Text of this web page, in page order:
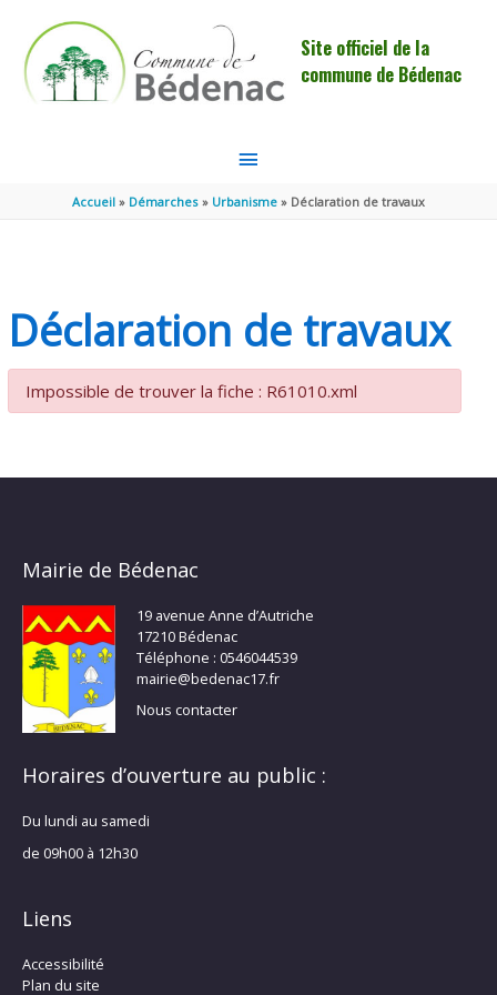
Site officiel de la
commune de Bédenac
MENU
PRINCIPAL
Accueil Démarches Urbanisme Déclaration de travaux
Déclaration de travaux
Impossible de trouver la fiche : R61010.xml
Mairie de Bédenac
19 avenue Anne d’Autriche
17210 Bédenac
Téléphone : 0546044539
mairie@bedenac17.fr
Nous contacter
Horaires d’ouverture au public :
Du lundi au samedi
de 09h00 à 12h30
Liens
Accessibilité
Plan du site